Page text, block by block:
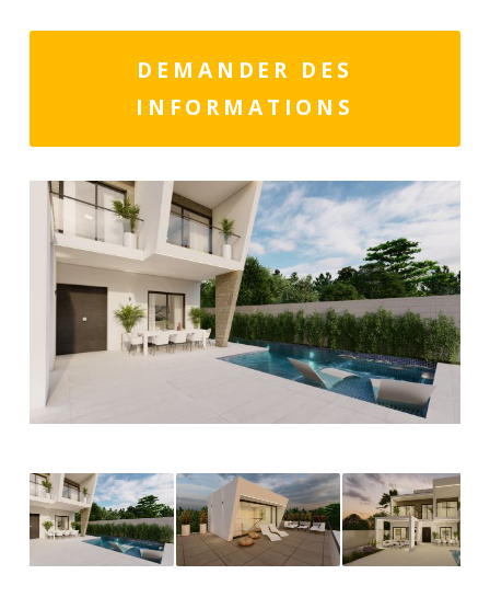
DEMANDER DES
INFORMATIONS